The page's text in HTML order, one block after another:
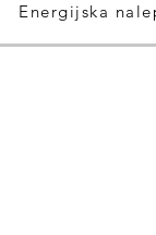
Energijska